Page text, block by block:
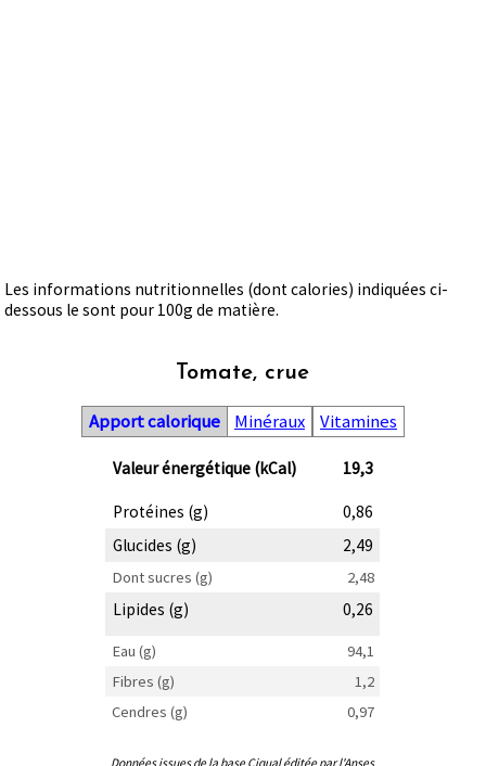
Les informations nutritionnelles (dont calories) indiquées ci-
dessous le sont pour 100g de matière.
Tomate, crue
Apport calorique Minéraux Vitamines
Valeur énergétique (kCal) 19,3
Protéines (g)
0,86
Glucides (g)
2,49
Dont sucres (g) 2,48
Lipides (g) 0,26
Eau (g)
94,1
Fibres (g)
1,2
Cendres (g)
0,97
Données issues de la base Ciqual éditée par l'Anses